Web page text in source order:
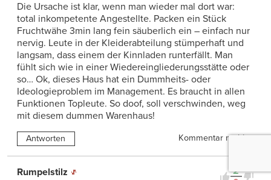
Die Ursache ist klar, wenn man wieder mal dort war:
total inkompetente Angestellte. Packen ein Stück
Fruchtwähe 3min lang fein säuberlich ein – einfach nur
nervig. Leute in der Kleiderabteilung stümperhaft und
langsam, dass einem der Kinnladen runterfällt. Man
fühlt sich wie in einer Wiedereingliederungsstätte oder
so… Ok, dieses Haus hat ein Dummheits- oder
Ideologieproblem im Management. Es braucht in allen
Funktionen Topleute. So doof, soll verschwinden, weg
mit diesem dummen Warenhaus!
Antworten Kommentar melden
2
Rumpelstilz